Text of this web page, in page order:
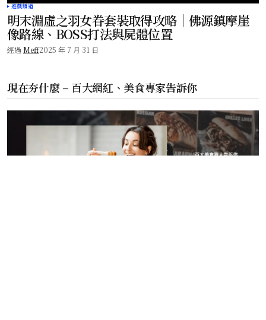
遊戲頻道
明末淵虛之羽女眷套裝取得攻略｜佛源鎮摩崖
像路線、BOSS打法與屍體位置
經過 Meff2025 年 7 月 31 日
現在夯什麼 – 百大網紅、美食專家告訴你